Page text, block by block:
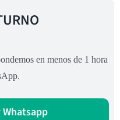
en menos de 1 hora